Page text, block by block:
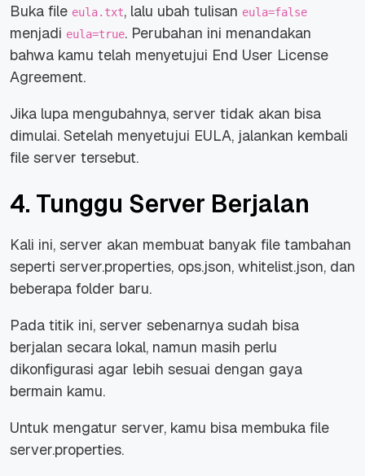
Buka file eula.txt, lalu ubah tulisan eula=false
menjadi eula=true. Perubahan ini menandakan
bahwa kamu telah menyetujui End User License
Agreement.
Jika lupa mengubahnya, server tidak akan bisa
dimulai. Setelah menyetujui EULA, jalankan kembali
file server tersebut.
4. Tunggu Server Berjalan
Kali ini, server akan membuat banyak file tambahan
seperti server.properties, ops.json, whitelist.json, dan
beberapa folder baru.
Pada titik ini, server sebenarnya sudah bisa
berjalan secara lokal, namun masih perlu
dikonfigurasi agar lebih sesuai dengan gaya
bermain kamu.
Untuk mengatur server, kamu bisa membuka file
server.properties.